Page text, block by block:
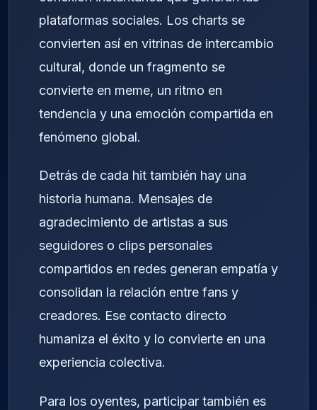
plataformas sociales. Los charts se
convierten así en vitrinas de intercambio
cultural, donde un fragmento se
convierte en meme, un ritmo en
tendencia y una emoción compartida en
fenómeno global.
Detrás de cada hit también hay una
historia humana. Mensajes de
agradecimiento de artistas a sus
seguidores o clips personales
compartidos en redes generan empatía y
consolidan la relación entre fans y
creadores. Ese contacto directo
humaniza el éxito y lo convierte en una
experiencia colectiva.
Para los oyentes, participar también es